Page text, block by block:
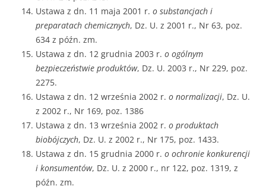
Ustawa z dn. 11 maja 2001 r. o substancjach i
preparatach chemicznych, Dz. U. z 2001 r., Nr 63, poz.
634 z późn. zm.
Ustawa z dn. 12 grudnia 2003 r. o ogólnym
bezpieczeństwie produktów, Dz. U. 2003 r., Nr 229, poz.
2275.
Ustawa z dn. 12 września 2002 r. o normalizacji, Dz. U.
z 2002 r., Nr 169, poz. 1386
Ustawa z dn. 13 września 2002 r. o produktach
biobójczych, Dz. U. z 2002 r., Nr 175, poz. 1433.
Ustawa z dn. 15 grudnia 2000 r. o ochronie konkurencji
i konsumentów, Dz. U. z 2000 r., nr 122, poz. 1319, z
późn. zm.